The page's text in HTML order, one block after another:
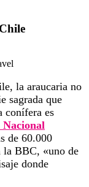
la araucaria no
sagrada que
conífera es
Nacional
de 60.000
la BBC, «uno de
donde